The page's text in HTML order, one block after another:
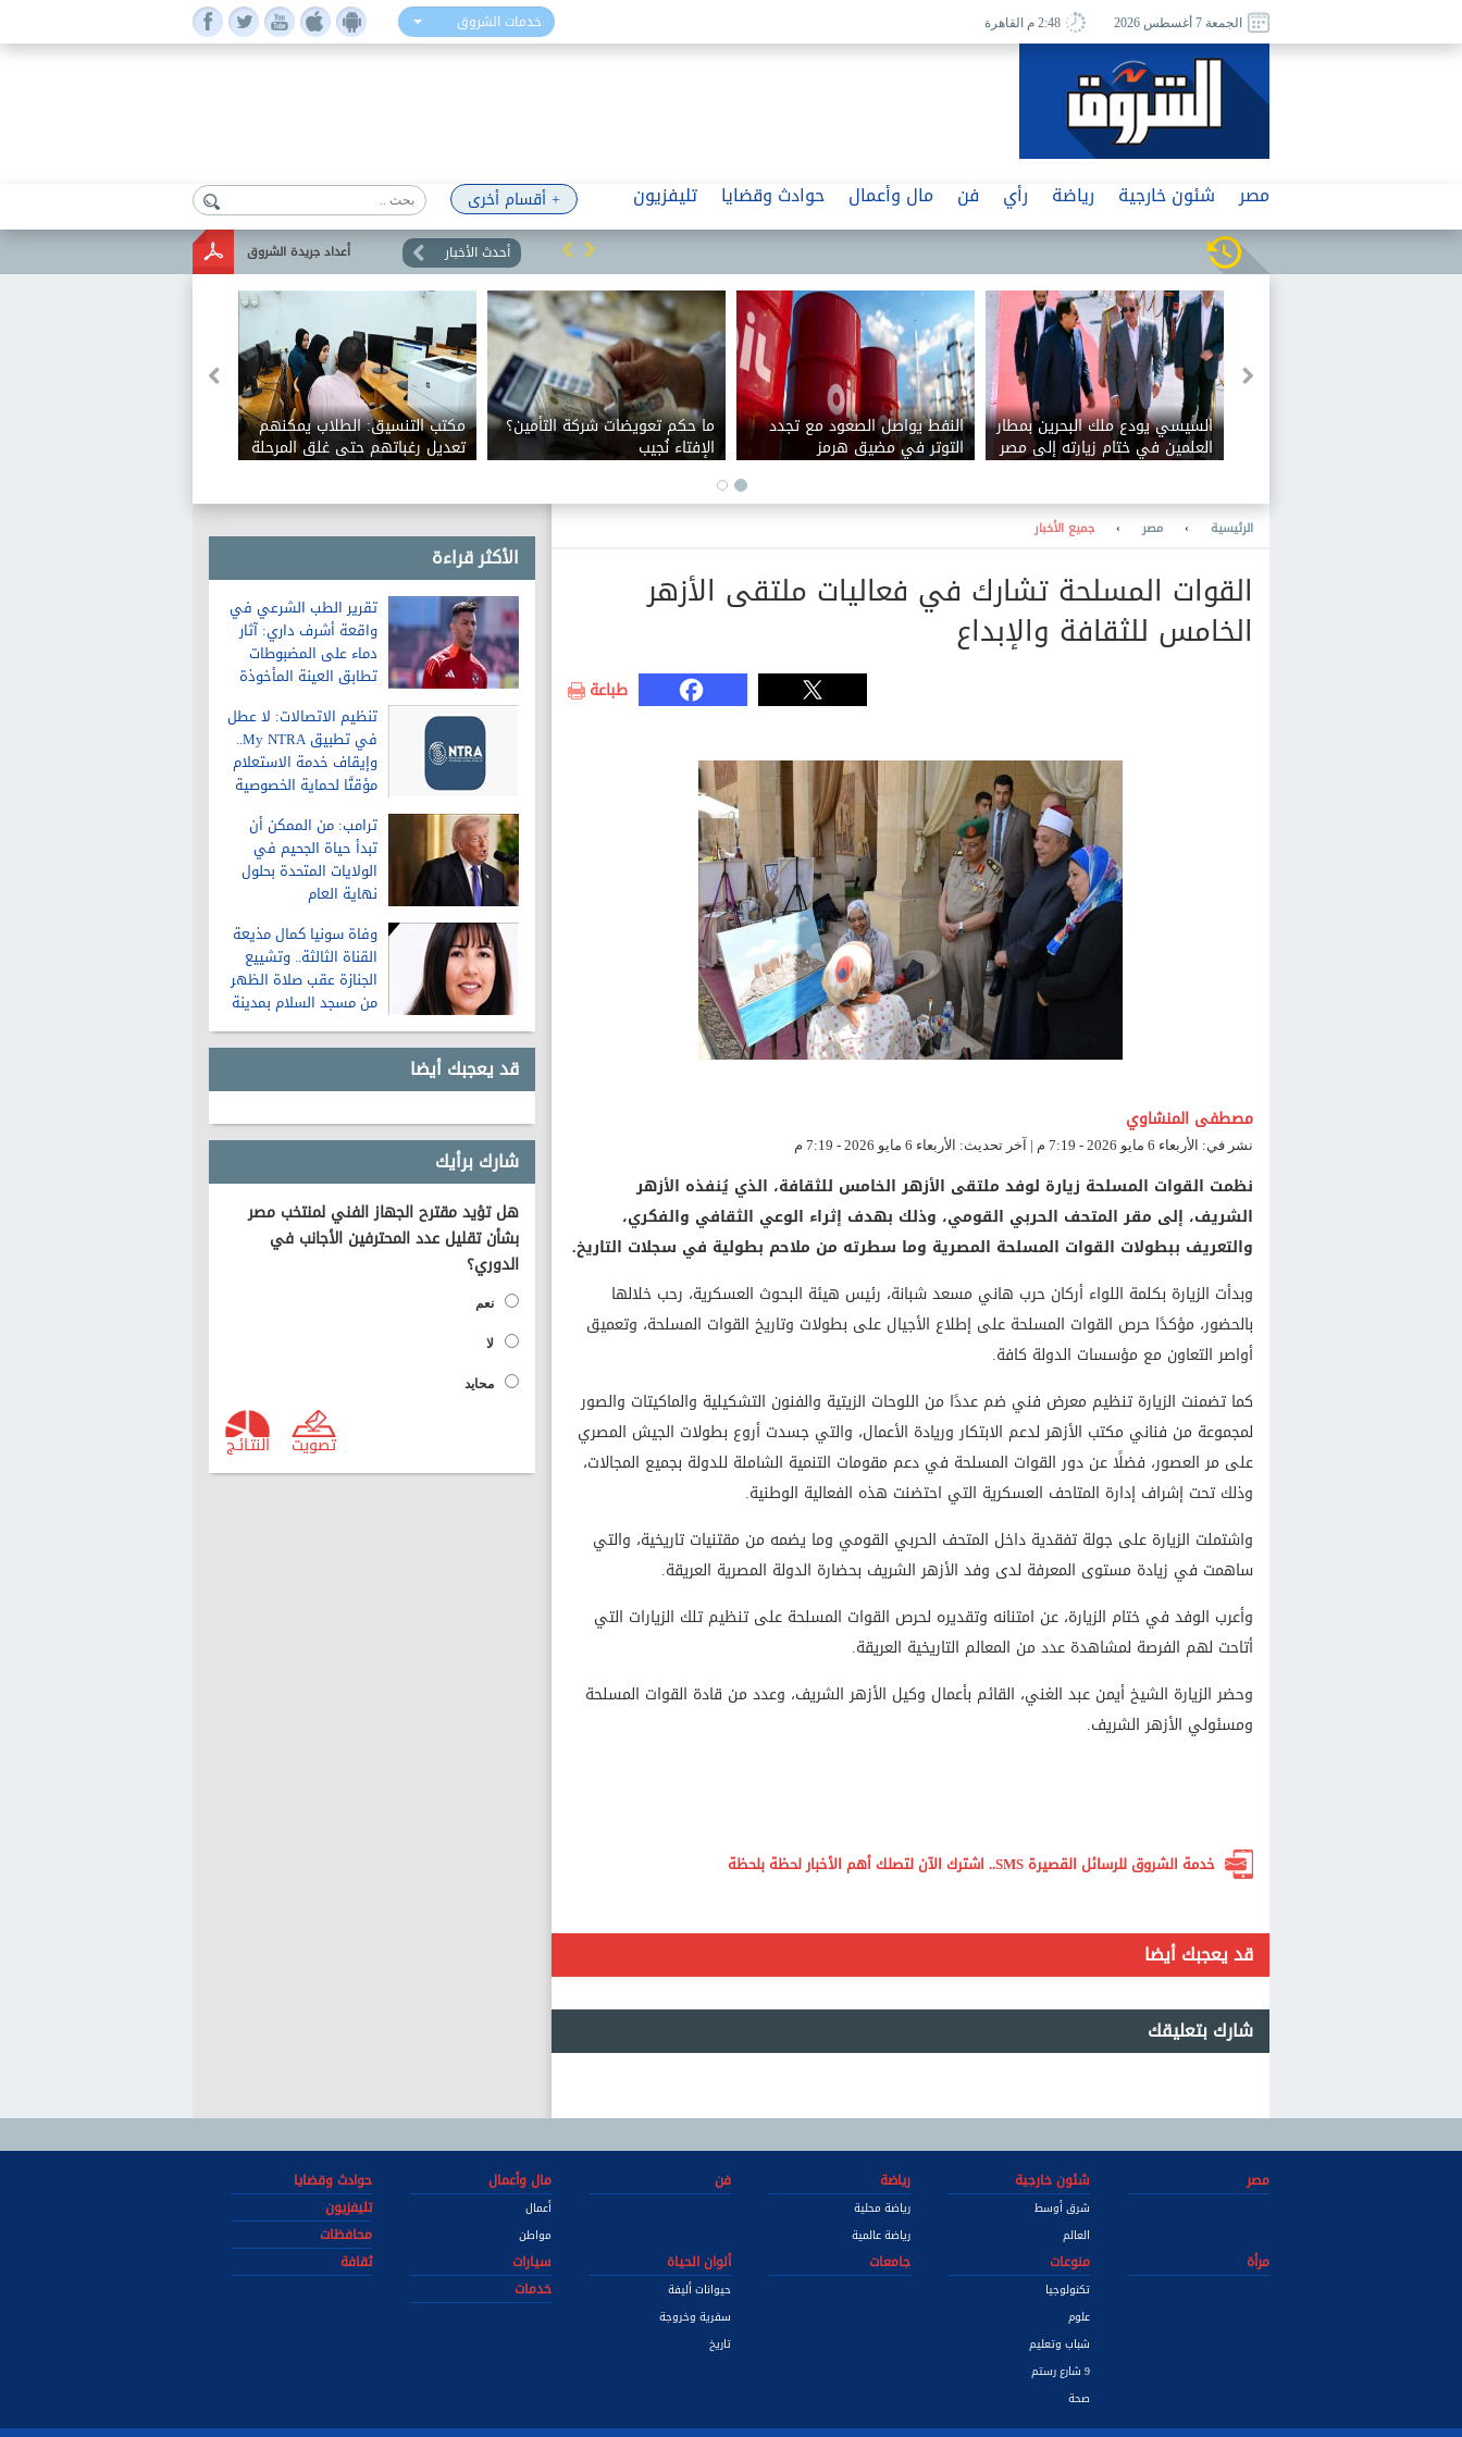
خدمات الشروق الجمعة 7 أغسطس 2026 2:48 م القاهرة
+ أقسام أخرى مصر شئون خارجية رياضة رأي فن مال وأعمال حوادث وقضايا تليفزيون
أعداد جريدة الشروق أحدث الأخبار
السيسي يودع ملك البحرين بمطار
العلمين في ختام زيارته إلى مصر
النفط يواصل الصعود مع تجدد
التوتر في مضيق هرمز
ما حكم تعويضات شركة التأمين؟
الإفتاء نُجيب
مكتب التنسيق: الطلاب يمكنهم
تعديل رغباتهم حتى غلق المرحلة
الأولى للتنسيق الإلكتروني
الأكثر قراءة
تقرير الطب الشرعي في
واقعة أشرف داري: آثار
دماء على المضبوطات
تطابق العينة المأخوذة
تنظيم الاتصالات: لا عطل
في تطبيق My NTRA..
وإيقاف خدمة الاستعلام
مؤقتًا لحماية الخصوصية
ترامب: من الممكن أن
تبدأ حياة الجحيم في
الولايات المتحدة بحلول
نهاية العام
وفاة سونيا كمال مذيعة
القناة الثالثة.. وتشييع
الجنازة عقب صلاة الظهر
من مسجد السلام بمدينة
نصر
قد يعجبك أيضا
شارك برأيك
هل تؤيد مقترح الجهاز الفني لمنتخب مصر
بشأن تقليل عدد المحترفين الأجانب في
الدوري؟
نعم
لا
محايد
النتـائـج تصويت
الرئيسية › مصر › جميع الأخبار
القوات المسلحة تشارك في فعاليات ملتقى الأزهر
الخامس للثقافة والإبداع
طباعة
مصطفى المنشاوي
نشر في: الأربعاء 6 مايو 2026 - 7:19 م | آخر تحديث: الأربعاء 6 مايو 2026 - 7:19 م
نظمت القوات المسلحة زيارة لوفد ملتقى الأزهر الخامس للثقافة، الذي يُنفذه الأزهر
الشريف، إلى مقر المتحف الحربي القومي، وذلك بهدف إثراء الوعي الثقافي والفكري،
والتعريف ببطولات القوات المسلحة المصرية وما سطرته من ملاحم بطولية في سجلات التاريخ.
وبدأت الزيارة بكلمة اللواء أركان حرب هاني مسعد شبانة، رئيس هيئة البحوث العسكرية، رحب خلالها
بالحضور، مؤكدًا حرص القوات المسلحة على إطلاع الأجيال على بطولات وتاريخ القوات المسلحة، وتعميق
أواصر التعاون مع مؤسسات الدولة كافة.
كما تضمنت الزيارة تنظيم معرض فني ضم عددًا من اللوحات الزيتية والفنون التشكيلية والماكيتات والصور
لمجموعة من فناني مكتب الأزهر لدعم الابتكار وريادة الأعمال، والتي جسدت أروع بطولات الجيش المصري
على مر العصور، فضلًا عن دور القوات المسلحة في دعم مقومات التنمية الشاملة للدولة بجميع المجالات،
وذلك تحت إشراف إدارة المتاحف العسكرية التي احتضنت هذه الفعالية الوطنية.
واشتملت الزيارة على جولة تفقدية داخل المتحف الحربي القومي وما يضمه من مقتنيات تاريخية، والتي
ساهمت في زيادة مستوى المعرفة لدى وفد الأزهر الشريف بحضارة الدولة المصرية العريقة.
وأعرب الوفد في ختام الزيارة، عن امتنانه وتقديره لحرص القوات المسلحة على تنظيم تلك الزيارات التي
أتاحت لهم الفرصة لمشاهدة عدد من المعالم التاريخية العريقة.
وحضر الزيارة الشيخ أيمن عبد الغني، القائم بأعمال وكيل الأزهر الشريف، وعدد من قادة القوات المسلحة
ومسئولي الأزهر الشريف.
خدمة الشروق للرسائل القصيرة SMS.. اشترك الآن لتصلك أهم الأخبار لحظة بلحظة
قد يعجبك أيضا
شارك بتعليقك
مصر شئون خارجية
شرق أوسط
العالم
رياضة
رياضة محلية
رياضة عالمية
فن مال وأعمال
أعمال
مواطن
حوادث وقضايا
تليفزيون
محافظات
مرأة
منوعات
تكنولوجيا
علوم
شباب وتعليم
9 شارع رستم
صحة
جامعات ألوان الحياة
حيوانات أليفة
سفرية وخروجة
تاريخ
سيارات
ثقافة
خدمات